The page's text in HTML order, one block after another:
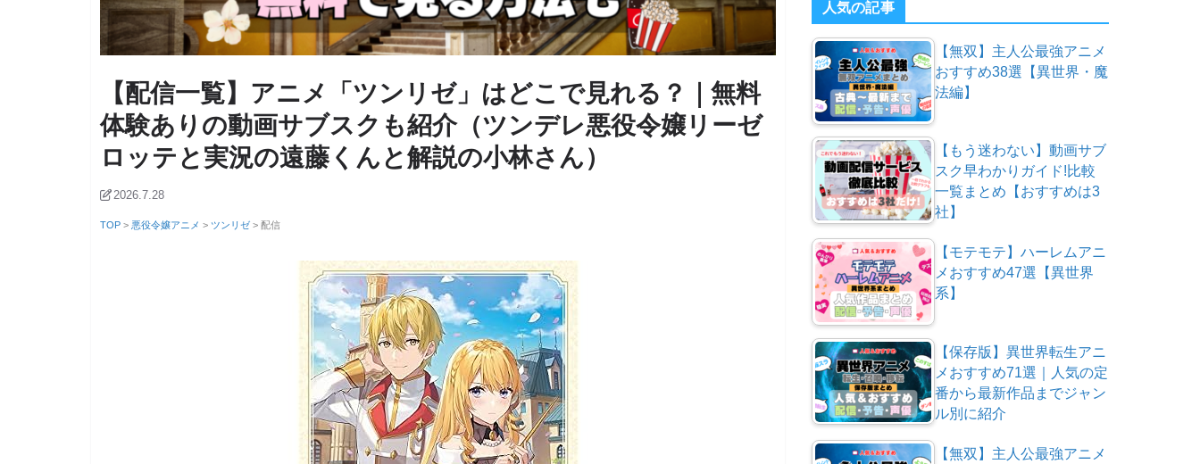
【配信一覧】アニメ「ツンリゼ」はどこで見れる？｜無料
体験ありの動画サブスクも紹介（ツンデレ悪役令嬢リーゼ
ロッテと実況の遠藤くんと解説の小林さん）
2026.7.28
TOP > 悪役令嬢アニメ > ツンリゼ > 配信
人気の記事
【無双】主人公最強アニメ
おすすめ38選【異世界・魔
法編】
【もう迷わない】動画サブ
スク早わかりガイド!比較
一覧まとめ【おすすめは3
社】
【モテモテ】ハーレムアニ
メおすすめ47選【異世界
系】
【保存版】異世界転生アニ
メおすすめ71選｜人気の定
番から最新作品までジャン
ル別に紹介
【無双】主人公最強アニメ